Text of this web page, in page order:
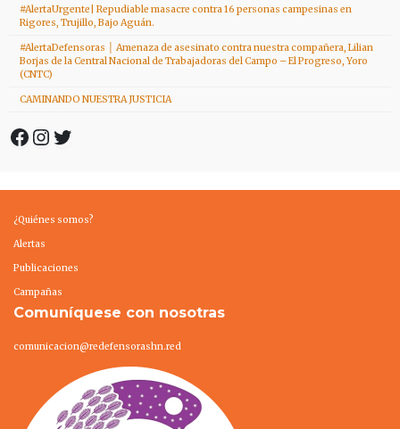
#AlertaUrgente| Repudiable masacre contra 16 personas campesinas en
Rigores, Trujillo, Bajo Aguán.
#AlertaDefensoras │ Amenaza de asesinato contra nuestra compañera, Lilian
Borjas de la Central Nacional de Trabajadoras del Campo – El Progreso, Yoro
(CNTC)
CAMINANDO NUESTRA JUSTICIA
Facebook
Instagram
Twitter
¿Quiénes somos?
Alertas
Publicaciones
Campañas
Comuníquese con nosotras
comunicacion@redefensorashn.red